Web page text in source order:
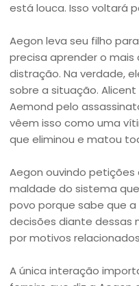
está louca. Isso voltará
Aegon leva seu filho
precisa aprender o
distração. Na verdade,
sobre a situação.
Aemond pelo
vêem isso como uma
que eliminou e matou
Aegon ouvindo
maldade do sistema
povo porque sabe que
decisões diante dessas
por motivos
A única interação